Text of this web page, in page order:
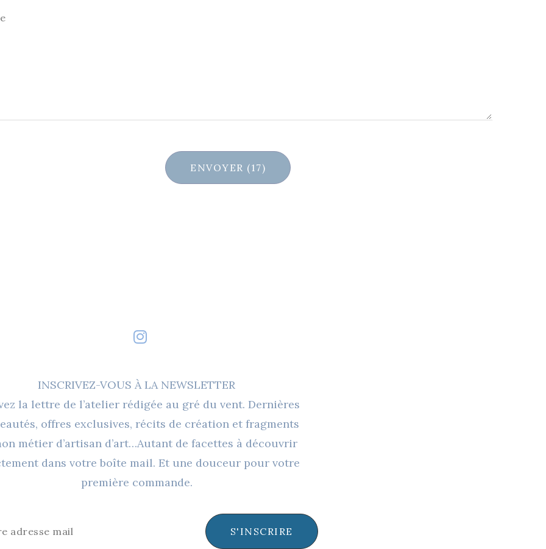
INSCRIVEZ-VOUS À LA NEWSLETTER
la lettre de l’atelier rédigée au gré du vent. Dernières
offres exclusives, récits de création et fragments
métier d’artisan d’art…Autant de facettes à découvrir
dans votre boîte mail. Et une douceur pour votre
première commande.
S'INSCRIRE